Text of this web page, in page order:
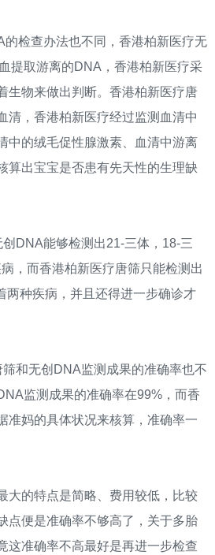
检查办法也不同，香港柏新医疗无
提取游离的DNA，香港柏新医疗采
生物来做出判断。香港柏新医疗唐
清，香港柏新医疗经过监测血清中
中的绒毛促性腺激素、血清中游离
算出宝宝是否患有先天性的生理缺
能够检测出21-三体，18-三
，而香港柏新医疗唐筛只能检测出
两种疾病，并且还得进一步确诊才
无创DNA监测成果的准确率也不
监测成果的准确率在99%，而香
准妈的具体状况来核算，准确率一
的特点是简略、费用较低，比较
点便是准确率不够高了，关于多胎
这准确率不高最好是再进一步检查